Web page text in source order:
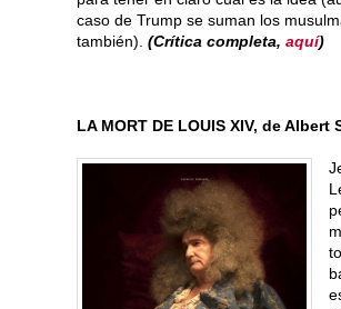
caso de Trump se suman los
también). (Crítica completa, aquí)
LA MORT DE LOUIS XIV, de Albert